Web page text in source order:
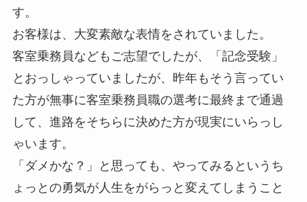
す。
お客様は、大変素敵な表情をされていました。
客室乗務員などもご志望でしたが、「記念受験」
とおっしゃっていましたが、昨年もそう言ってい
た方が無事に客室乗務員職の選考に最終まで通過
して、進路をそちらに決めた方が現実にいらっし
ゃいます。
「ダメかな？」と思っても、やってみるというち
ょっとの勇気が人生をがらっと変えてしまうこと